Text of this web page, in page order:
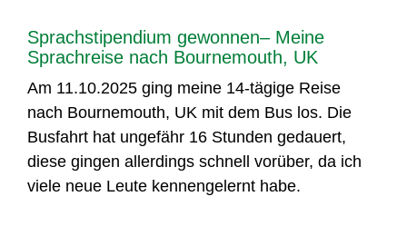
Sprachstipendium gewonnen– Meine
Sprachreise nach Bournemouth, UK
Am 11.10.2025 ging meine 14-tägige Reise
nach Bournemouth, UK mit dem Bus los. Die
Busfahrt hat ungefähr 16 Stunden gedauert,
diese gingen allerdings schnell vorüber, da ich
viele neue Leute kennengelernt habe.